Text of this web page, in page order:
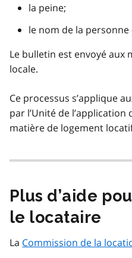
la peine;
le nom de la
Le bulletin est envoyé aux
locale.
Ce processus s’applique
par l’Unité de
matière de logement
Plus d’aide
le locataire
La Commission de la